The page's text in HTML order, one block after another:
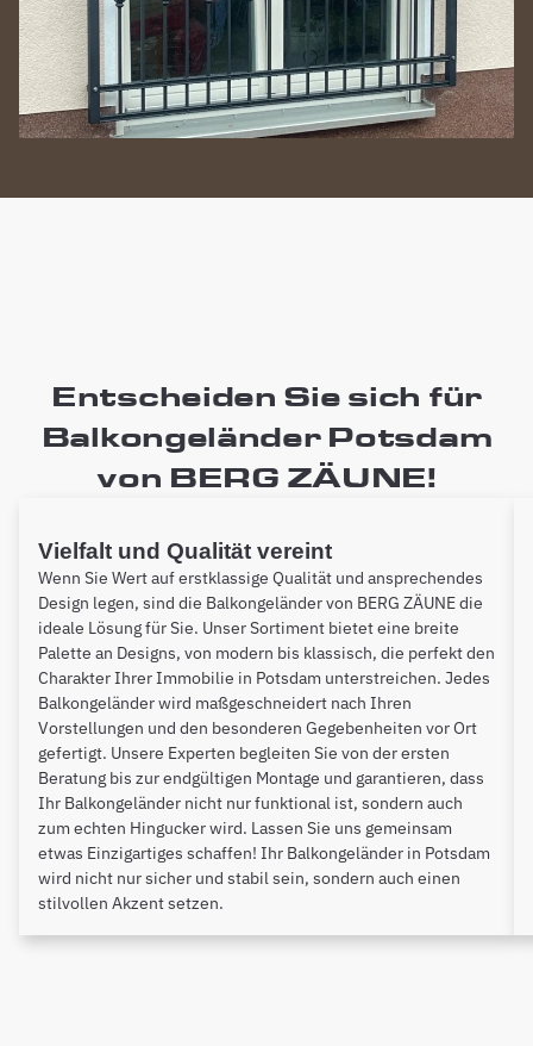
Entscheiden Sie sich für
Balkongeländer Potsdam
von BERG ZÄUNE!
Vielfalt und Qualität vereint
Wenn Sie Wert auf erstklassige Qualität und ansprechendes
Design legen, sind die Balkongeländer von BERG ZÄUNE die
ideale Lösung für Sie. Unser Sortiment bietet eine breite
Palette an Designs, von modern bis klassisch, die perfekt den
Charakter Ihrer Immobilie in Potsdam unterstreichen. Jedes
Balkongeländer wird maßgeschneidert nach Ihren
Vorstellungen und den besonderen Gegebenheiten vor Ort
gefertigt. Unsere Experten begleiten Sie von der ersten
Beratung bis zur endgültigen Montage und garantieren, dass
Ihr Balkongeländer nicht nur funktional ist, sondern auch
zum echten Hingucker wird. Lassen Sie uns gemeinsam
etwas Einzigartiges schaffen! Ihr Balkongeländer in Potsdam
wird nicht nur sicher und stabil sein, sondern auch einen
stilvollen Akzent setzen.